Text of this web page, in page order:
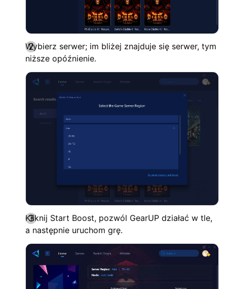
Wybierz serwer; im bliżej znajduje się serwer, tym
niższe opóźnienie.
Kliknij Start Boost, pozwól GearUP działać w tle,
a następnie uruchom grę.